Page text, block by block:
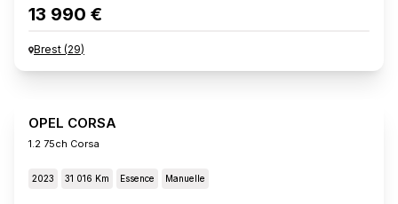
13 990 €
Brest (29)
OPEL CORSA
1.2 75ch Corsa
2023 31 016 Km Essence Manuelle